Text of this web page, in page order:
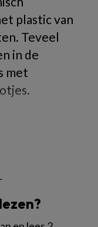
plastic van
Teveel
in de
met